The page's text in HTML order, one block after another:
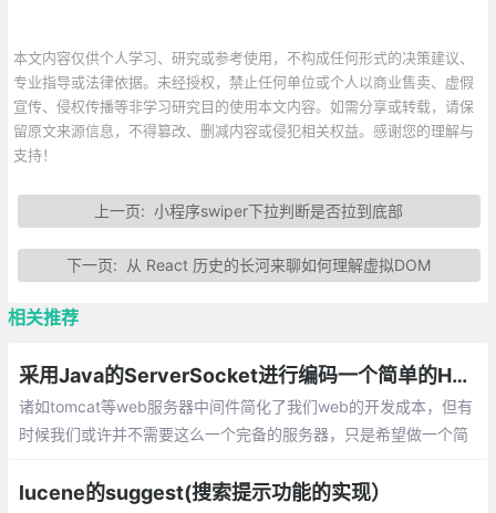
本文内容仅供个人学习、研究或参考使用，不构成任何形式的决策建议、
专业指导或法律依据。未经授权，禁止任何单位或个人以商业售卖、虚假
宣传、侵权传播等非学习研究目的使用本文内容。如需分享或转载，请保
留原文来源信息，不得篡改、删减内容或侵犯相关权益。感谢您的理解与
支持！
上一页: 小程序swiper下拉判断是否拉到底部
下一页: 从 React 历史的长河来聊如何理解虚拟DOM
相关推荐
采用Java的ServerSocket进行编码一个简单的HTTP服务器
诸如tomcat等web服务器中间件简化了我们web的开发成本，但有
时候我们或许并不需要这么一个完备的服务器，只是希望做一个简
lucene的suggest(搜索提示功能的实现）